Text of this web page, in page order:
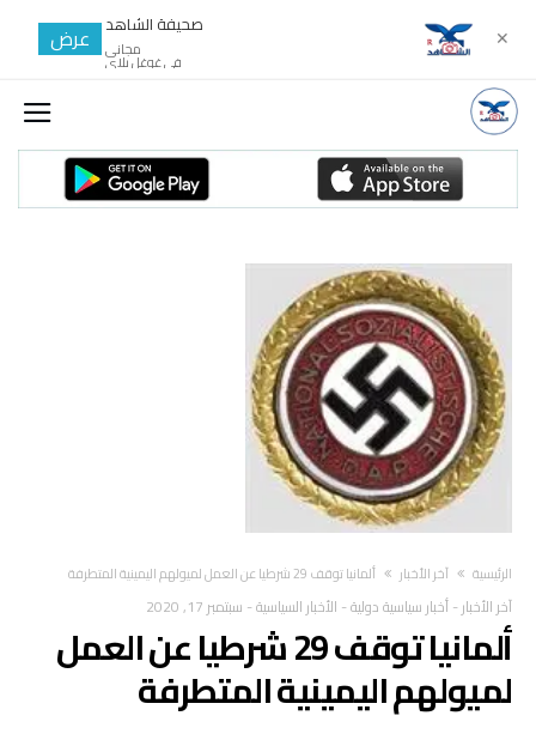
‫الرئيسية‬ آخر الأخبار ألمانيا توقف 29 شرطيا عن العمل لميولهم اليمينية المتطرفة
آخر الأخبار-أخبار سياسية دولية- الأخبار السياسية- سبتمبر 17, 2020
ألمانيا توقف 29 شرطيا عن العمل
لميولهم اليمينية المتطرفة
✕ صحيفة الشاهد
مجانى
في غوغل بلاي
عرض